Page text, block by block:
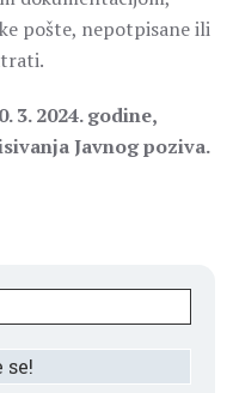
pošte, nepotpisane ili
3. 2024. godine,
Javnog poziva.